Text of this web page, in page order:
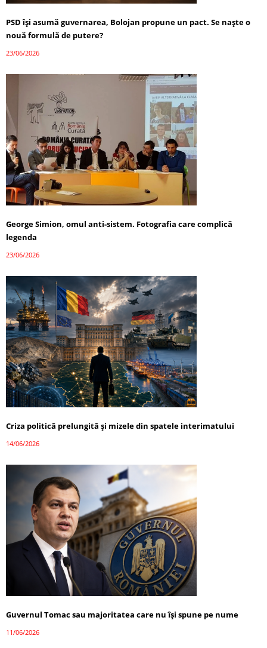
PSD își asumă guvernarea, Bolojan propune un pact. Se naște o
nouă formulă de putere?
23/06/2026
George Simion, omul anti-sistem. Fotografia care complică
legenda
23/06/2026
Criza politică prelungită și mizele din spatele interimatului
14/06/2026
Guvernul Tomac sau majoritatea care nu își spune pe nume
11/06/2026